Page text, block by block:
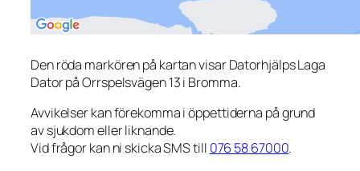
Den röda markören på kartan visar Datorhjälps Laga
Dator på Orrspelsvägen 13 i Bromma.
Avvikelser kan förekomma i öppettiderna på grund
av sjukdom eller liknande.
Vid frågor kan ni skicka SMS till 076 58 67000.